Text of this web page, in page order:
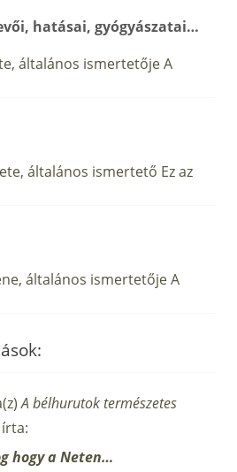
hatásai, gyógyászatai…
általános ismertetője A
általános ismertető Ez az
általános ismertetője A
A bélhurutok természetes
hogy a Neten…